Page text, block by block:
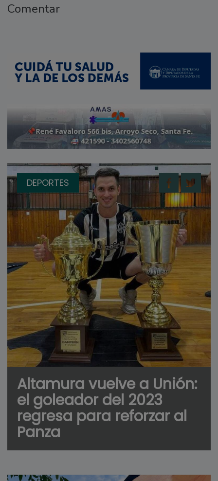
Comentar
DEPORTES
Altamura vuelve a Unión:
el goleador del 2023
regresa para reforzar al
Panza